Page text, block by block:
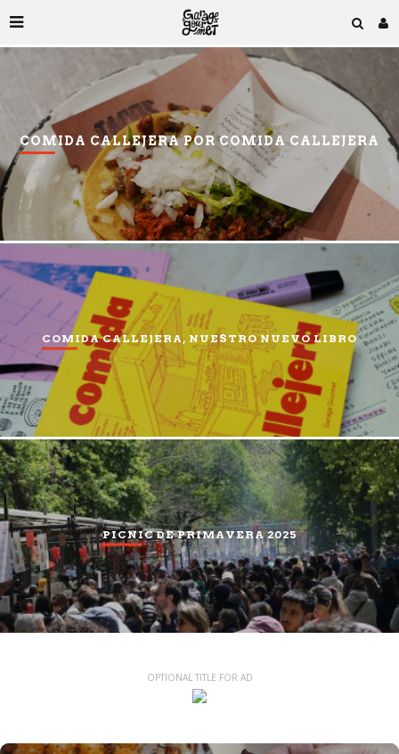
COMIDA CALLEJERA POR COMIDA CALLEJERA
COMIDA CALLEJERA, NUESTRO NUEVO LIBRO
PICNIC DE PRIMAVERA 2025
OPTIONAL TITLE FOR AD